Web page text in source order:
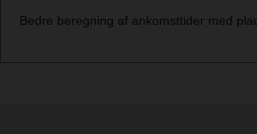
Bedre beregning af ankomsttider med